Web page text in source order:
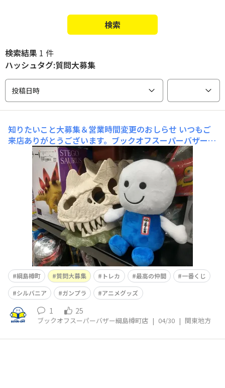
検索
検索結果 1 件
ハッシュタグ:質問大募集
投稿日時
知りたいこと大募集＆営業時間変更のおしらせ いつもご
来店ありがとうございます。​ブックオフスーパーバザー綱
島樽町店です。ブックオフスキスキ天国で当店から発信し
てほしいことはなんですか？みなさまのご意見を聞かせて
頂きたいです🎵～～～～～～～～～～～～～～～～～～～
～～～～～～～～～～～～～～～～～～～～～～～～～
【お知らせ】​当店は2026年6
綱島樽町 質問大募集 トレカ 最高の仲間
一番くじ
シルバニア
ガンプラ アニメグッズ
1 25
ブックオフスーパーバザー綱島樽町店 | 04/30 | 関東地方